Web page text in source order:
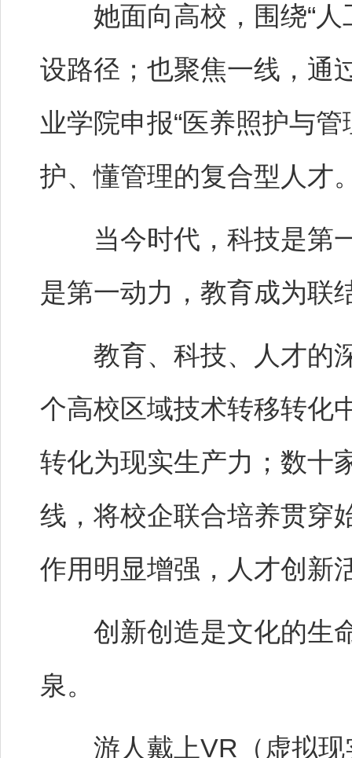
她面向高校，围绕“人
设路径；也聚焦一线，通
业学院申报“医养照护与
护、懂管理的复合型人才
当今时代，科技是第一
是第一动力，教育成为联
教育、科技、人才的深
个高校区域技术转移转化
转化为现实生产力；数十
线，将校企联合培养贯
作用明显增强，人才创新
创新创造是文化的生命
泉。
游人戴上VR（虚拟现